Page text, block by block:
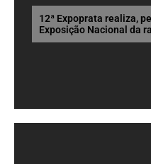
12ª Expoprata realiza,
Exposição Nacional da